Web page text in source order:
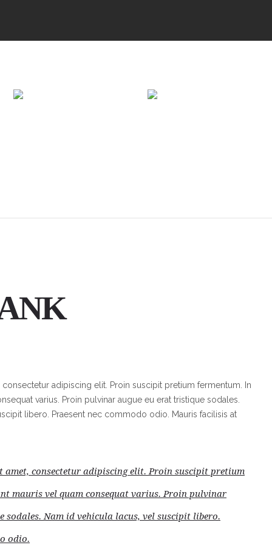
adipiscing elit. Proin suscipit pretium fermentum. In
varius. Proin pulvinar augue eu erat tristique sodales.
libero. Praesent nec commodo odio. Mauris facilisis at
amet, consectetur adipiscing elit. Proin suscipit pretium
mauris vel quam consequat varius. Proin pulvinar
sodales. Nam id vehicula lacus, vel suscipit libero.
odio.